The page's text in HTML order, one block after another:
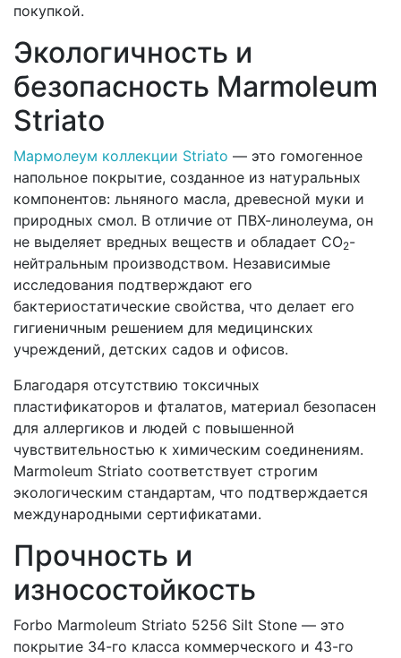
покупкой.
Экологичность и
безопасность Marmoleum
Striato
Мармолеум коллекции Striato — это гомогенное
напольное покрытие, созданное из натуральных
компонентов: льняного масла, древесной муки и
природных смол. В отличие от ПВХ-линолеума, он
не выделяет вредных веществ и обладает CO2-
нейтральным производством. Независимые
исследования подтверждают его
бактериостатические свойства, что делает его
гигиеничным решением для медицинских
учреждений, детских садов и офисов.
Благодаря отсутствию токсичных
пластификаторов и фталатов, материал безопасен
для аллергиков и людей с повышенной
чувствительностью к химическим соединениям.
Marmoleum Striato соответствует строгим
экологическим стандартам, что подтверждается
международными сертификатами.
Прочность и
износостойкость
Forbo Marmoleum Striato 5256 Silt Stone — это
покрытие 34-го класса коммерческого и 43-го